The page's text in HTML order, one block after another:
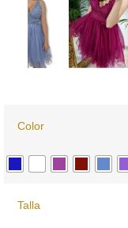
Color
Talla